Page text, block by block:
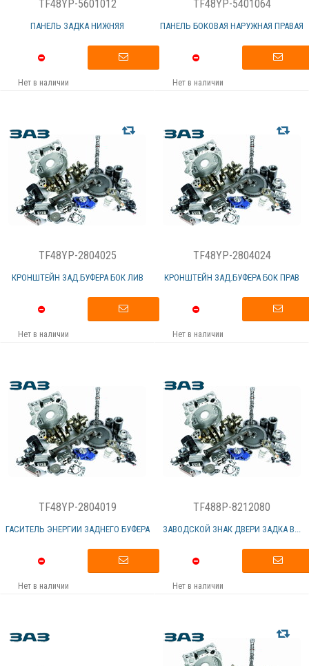
TF48YP-5601012
ПАНЕЛЬ ЗАДКА НИЖНЯЯ
Нет в наличии
TF48YP-5401064
ПАНЕЛЬ БОКОВАЯ НАРУЖНАЯ ПРАВАЯ
Нет в наличии
TF48YP-2804025
КРОНШТЕЙН ЗАД.БУФЕРА БОК ЛИВ
Нет в наличии
TF48YP-2804024
КРОНШТЕЙН ЗАД.БУФЕРА БОК ПРАВ
Нет в наличии
TF48YP-2804019
ГАСИТЕЛЬ ЭНЕРГИИ ЗАДНЕГО БУФЕРА
Нет в наличии
TF488P-8212080
ЗАВОДСКОЙ ЗНАК ДВЕРИ ЗАДКА В...
Нет в наличии